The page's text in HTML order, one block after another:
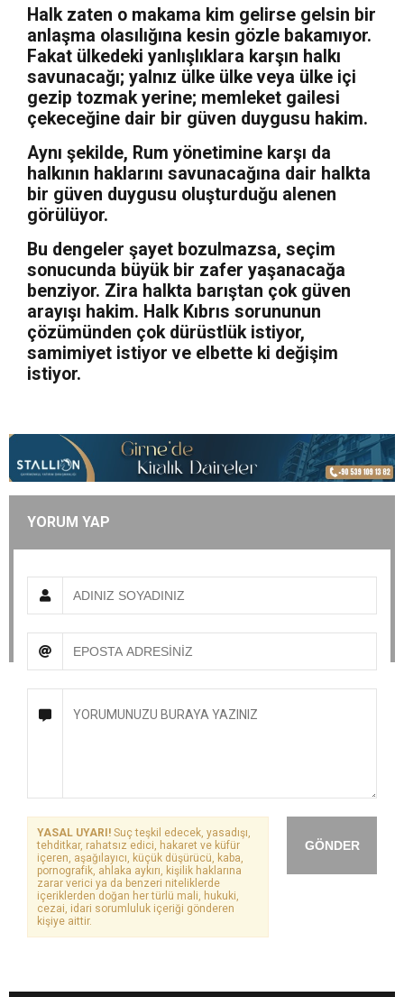
Halk zaten o makama kim gelirse gelsin bir
anlaşma olasılığına kesin gözle bakamıyor.
Fakat ülkedeki yanlışlıklara karşın halkı
savunacağı; yalnız ülke ülke veya ülke içi
gezip tozmak yerine; memleket gailesi
çekeceğine dair bir güven duygusu hakim.
Aynı şekilde, Rum yönetimine karşı da
halkının haklarını savunacağına dair halkta
bir güven duygusu oluşturduğu alenen
görülüyor.
Bu dengeler şayet bozulmazsa, seçim
sonucunda büyük bir zafer yaşanacağa
benziyor. Zira halkta barıştan çok güven
arayışı hakim. Halk Kıbrıs sorununun
çözümünden çok dürüstlük istiyor,
samimiyet istiyor ve elbette ki değişim
istiyor.
YORUM YAP
GÖNDER
YASAL UYARI! Suç teşkil edecek, yasadışı,
tehditkar, rahatsız edici, hakaret ve küfür
içeren, aşağılayıcı, küçük düşürücü, kaba,
pornografik, ahlaka aykırı, kişilik haklarına
zarar verici ya da benzeri niteliklerde
içeriklerden doğan her türlü mali, hukuki,
cezai, idari sorumluluk içeriği gönderen
kişiye aittir.